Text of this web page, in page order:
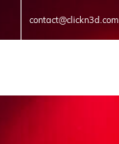
contact@clickn3d.com